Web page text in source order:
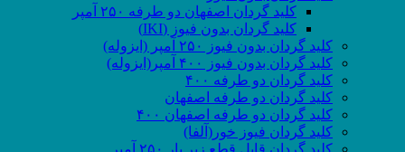
کلید گردان اصفهان دو طرفه ۲۵۰ آمپر
کلید گردان بدون فیوز (IKI)
کلید گردان بدون فیوز ۲۵۰ آمپر (ایزوله)
کلید گردان بدون فیوز ۴۰۰ آمپر(ایزوله)
کلید گردان دو طرفه ۴۰۰
کلید گردان دو طرفه اصفهان
کلید گردان دو طرفه اصفهان ۴۰۰
کلید گردان فیوز خور(آلفا)